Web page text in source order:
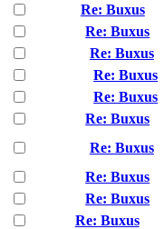
Re: Buxus
Re: Buxus
Re: Buxus
Re: Buxus
Re: Buxus
Re: Buxus
Re: Buxus
Re: Buxus
Re: Buxus
Re: Buxus